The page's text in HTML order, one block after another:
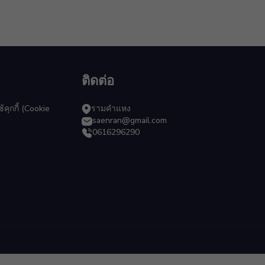
กกี้ (Cookie
ติดต่อ
รามคำแหง
saenran@gmail.com
0616296290